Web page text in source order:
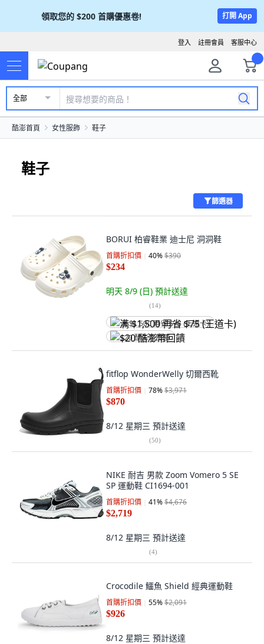
領取您的 $200 首購優惠卷! 打開 App
客服中心
註冊會員
登入
全部
酷澎首頁 女性服飾 鞋子
鞋子
篩選器
BORUI 柏睿鞋業 迪士尼 洞洞鞋
首購折扣價 40%$390
$234
明天 8/9 (日) 預計送達
(14)
满 $1,500 再省 $75 (王道卡)
$20 酷澎幣回饋
fitflop WonderWelly 切爾西靴
首購折扣價 78%$3,971
$870
8/12 星期三 預計送達
(50)
NIKE 耐吉 男款 Zoom Vomero 5 SE
SP 運動鞋 CI1694-001
首購折扣價 41%$4,676
$2,719
8/12 星期三 預計送達
(4)
Crocodile 鱷魚 Shield 經典運動鞋
首購折扣價 55%$2,091
$926
8/12 星期三 預計送達